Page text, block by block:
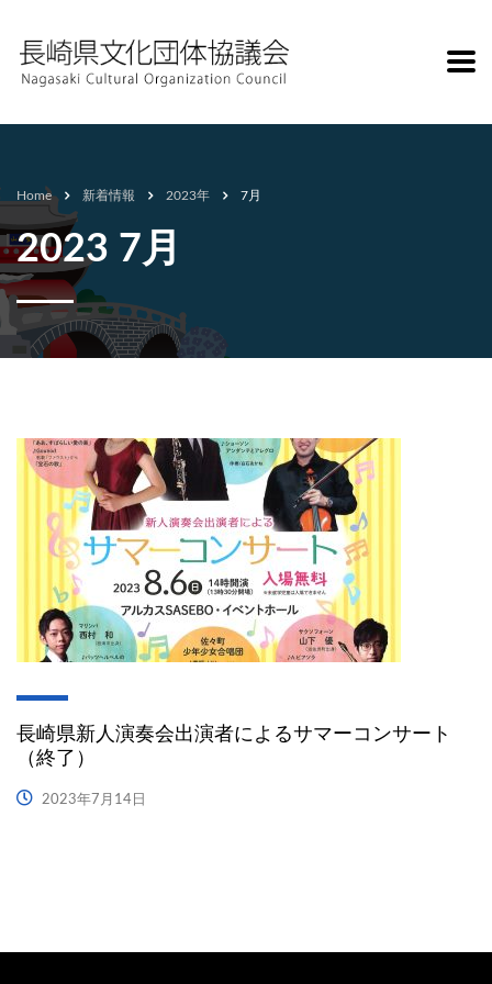
Home 新着情報 2023年 7月
2023 7月
長崎県新人演奏会出演者によるサマーコンサート
（終了）
2023年7月14日